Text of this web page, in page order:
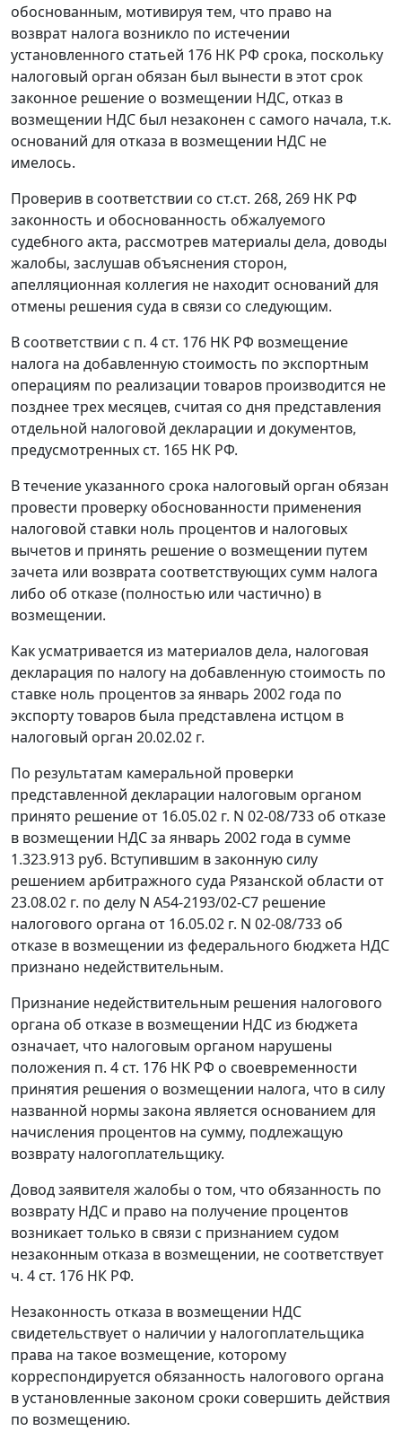
обоснованным, мотивируя тем, что право на
возврат налога возникло по истечении
установленного статьей 176 НК РФ срока, поскольку
налоговый орган обязан был вынести в этот срок
законное решение о возмещении НДС, отказ в
возмещении НДС был незаконен с самого начала, т.к.
оснований для отказа в возмещении НДС не
имелось.
Проверив в соответствии со ст.ст. 268, 269 НК РФ
законность и обоснованность обжалуемого
судебного акта, рассмотрев материалы дела, доводы
жалобы, заслушав объяснения сторон,
апелляционная коллегия не находит оснований для
отмены решения суда в связи со следующим.
В соответствии с п. 4 ст. 176 НК РФ возмещение
налога на добавленную стоимость по экспортным
операциям по реализации товаров производится не
позднее трех месяцев, считая со дня представления
отдельной налоговой декларации и документов,
предусмотренных ст. 165 НК РФ.
В течение указанного срока налоговый орган обязан
провести проверку обоснованности применения
налоговой ставки ноль процентов и налоговых
вычетов и принять решение о возмещении путем
зачета или возврата соответствующих сумм налога
либо об отказе (полностью или частично) в
возмещении.
Как усматривается из материалов дела, налоговая
декларация по налогу на добавленную стоимость по
ставке ноль процентов за январь 2002 года по
экспорту товаров была представлена истцом в
налоговый орган 20.02.02 г.
По результатам камеральной проверки
представленной декларации налоговым органом
принято решение от 16.05.02 г. N 02-08/733 об отказе
в возмещении НДС за январь 2002 года в сумме
1.323.913 руб. Вступившим в законную силу
решением арбитражного суда Рязанской области от
23.08.02 г. по делу N А54-2193/02-С7 решение
налогового органа от 16.05.02 г. N 02-08/733 об
отказе в возмещении из федерального бюджета НДС
признано недействительным.
Признание недействительным решения налогового
органа об отказе в возмещении НДС из бюджета
означает, что налоговым органом нарушены
положения п. 4 ст. 176 НК РФ о своевременности
принятия решения о возмещении налога, что в силу
названной нормы закона является основанием для
начисления процентов на сумму, подлежащую
возврату налогоплательщику.
Довод заявителя жалобы о том, что обязанность по
возврату НДС и право на получение процентов
возникает только в связи с признанием судом
незаконным отказа в возмещении, не соответствует
ч. 4 ст. 176 НК РФ.
Незаконность отказа в возмещении НДС
свидетельствует о наличии у налогоплательщика
права на такое возмещение, которому
корреспондируется обязанность налогового органа
в установленные законом сроки совершить действия
по возмещению.